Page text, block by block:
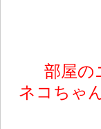
部屋の
ネコちゃ